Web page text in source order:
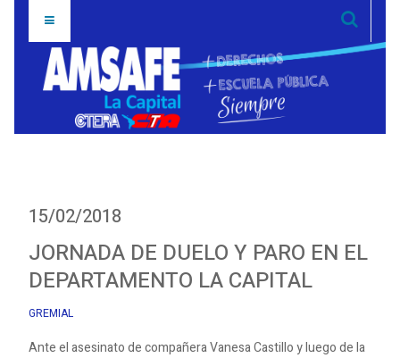
15/02/2018
JORNADA DE DUELO Y PARO EN EL
DEPARTAMENTO LA CAPITAL
GREMIAL
Ante el asesinato de compañera Vanesa Castillo y luego de la